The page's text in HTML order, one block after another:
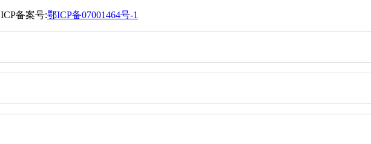
ICP备案号:鄂ICP备07001464号-1